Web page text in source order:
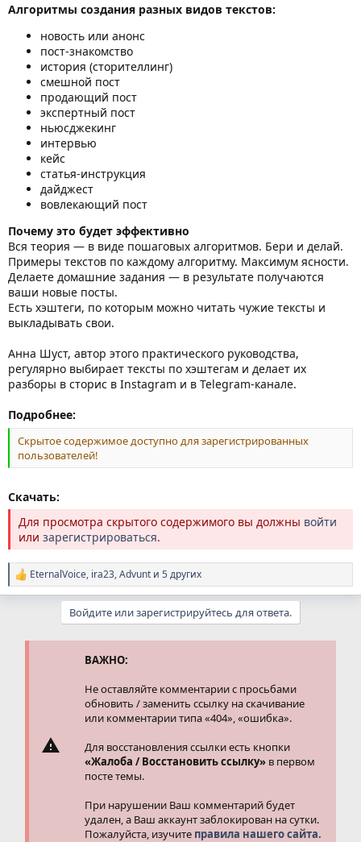
Алгоритмы создания разных видов текстов:
новость или анонс
пост-знакомство
история (сторителлинг)
смешной пост
продающий пост
экспертный пост
ньюсджекинг
интервью
кейс
статья-инструкция
дайджест
вовлекающий пост
Почему это будет эффективно
Вся теория — в виде пошаговых алгоритмов. Бери и делай.
Примеры текстов по каждому алгоритму. Максимум ясности.
Делаете домашние задания — в результате получаются
ваши новые посты.
Есть хэштеги, по которым можно читать чужие тексты и
выкладывать свои.
Анна Шуст, автор этого практического руководства,
регулярно выбирает тексты по хэштегам и делает их
разборы в сторис в Instagram и в Telegram-канале.
Подробнее:
Скрытое содержимое доступно для зарегистрированных
пользователей!
Скачать:
Для просмотра скрытого содержимого вы должны войти
или зарегистрироваться.
Р
е
EternalVoice, ira23,Advunt и 5 других
Войдите или зарегистрируйтесь для ответа.
ВАЖНО:
Не оставляйте комментарии с просьбами
обновить / заменить ссылку на скачивание
или комментарии типа «404», «ошибка».
Для восстановления ссылки есть кнопки
«Жалоба / Восстановить ссылку» в первом
посте темы.
При нарушении Ваш комментарий будет
удален, а Ваш аккаунт заблокирован на сутки.
Пожалуйста, изучите правила нашего сайта.